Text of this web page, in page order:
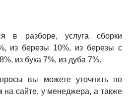
в разборе, услуга сборки
из березы 10%, из березы с
из бука 7%, из дуба 7%.
вы можете уточнить по
на сайте, у менеджера, а также